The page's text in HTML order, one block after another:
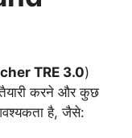
TRE 3.0)
करने और कुछ
है, जैसे: